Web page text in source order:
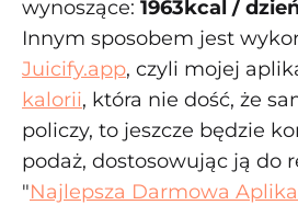
wynoszące: 1963kcal /
Innym sposobem jest
Juicify.app, czyli mojej
kalorii, która nie dość, że
policzy, to jeszcze będzie
podaż, dostosowując ją do
"Najlepsza Darmowa